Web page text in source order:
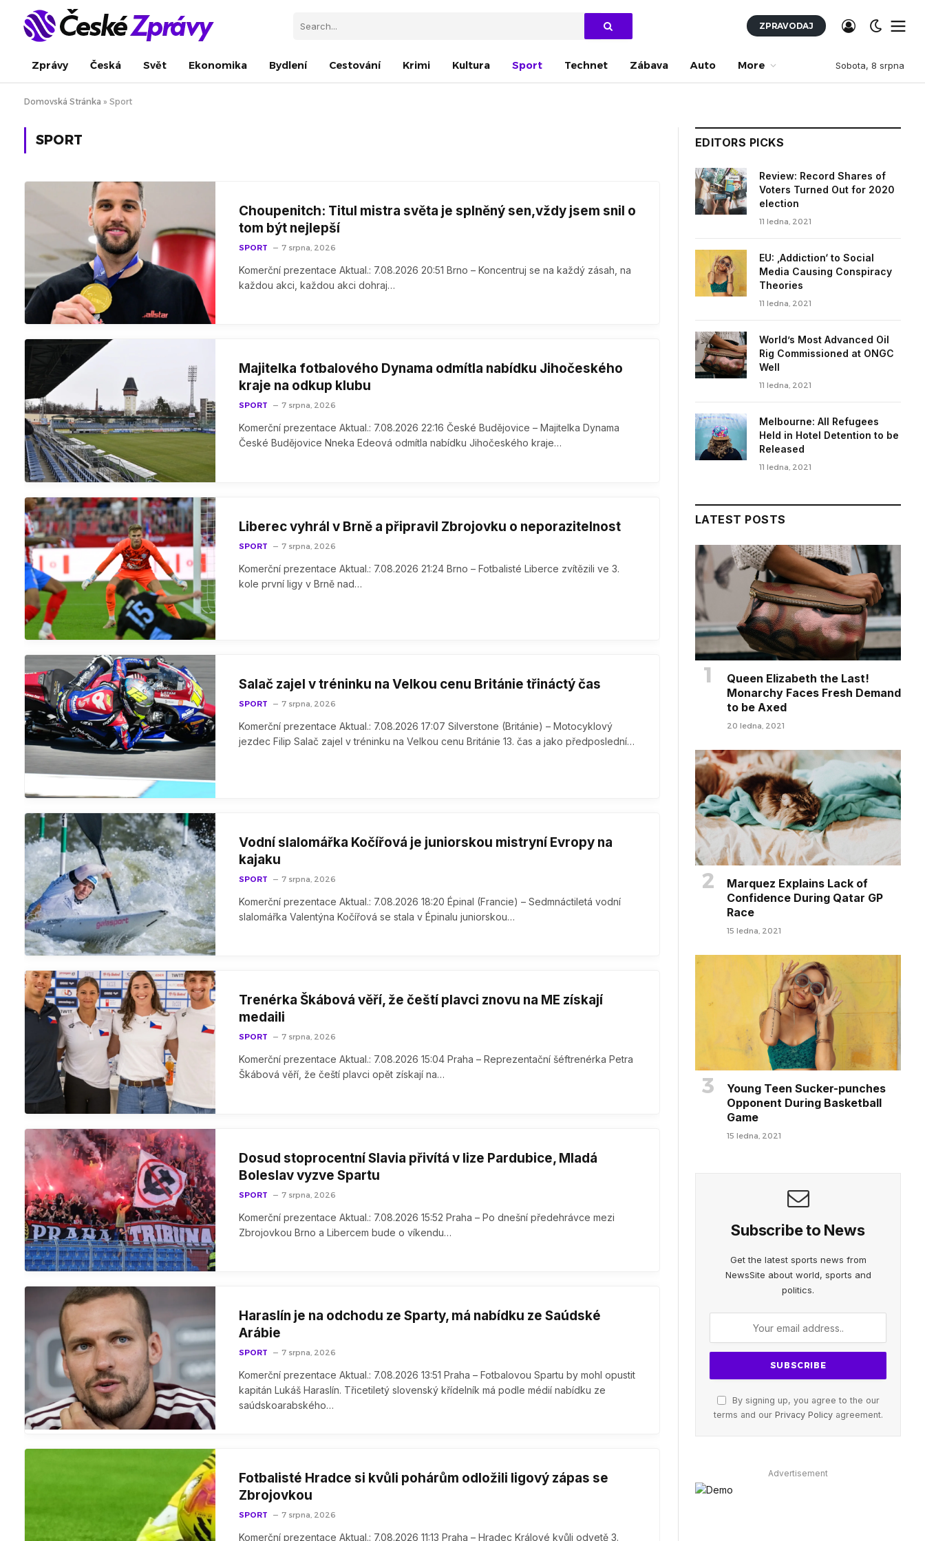
ZPRAVODAJ
Zprávy Česká Svět Ekonomika Bydlení Cestování Krimi Kultura Sport Technet Zábava Auto More Sobota, 8 srpna
Domovská Stránka » Sport
SPORT
Choupenitch: Titul mistra světa je splněný sen,vždy jsem snil o
tom být nejlepší
SPORT 7 srpna, 2026
Komerční prezentace Aktual.: 7.08.2026 20:51 Brno – Koncentruj se na každý zásah, na
každou akci, každou akci dohraj…
Majitelka fotbalového Dynama odmítla nabídku Jihočeského
kraje na odkup klubu
SPORT 7 srpna, 2026
Komerční prezentace Aktual.: 7.08.2026 22:16 České Budějovice – Majitelka Dynama
České Budějovice Nneka Edeová odmítla nabídku Jihočeského kraje…
Liberec vyhrál v Brně a připravil Zbrojovku o neporazitelnost
SPORT 7 srpna, 2026
Komerční prezentace Aktual.: 7.08.2026 21:24 Brno – Fotbalisté Liberce zvítězili ve 3.
kole první ligy v Brně nad…
Salač zajel v tréninku na Velkou cenu Británie třináctý čas
SPORT 7 srpna, 2026
Komerční prezentace Aktual.: 7.08.2026 17:07 Silverstone (Británie) – Motocyklový
jezdec Filip Salač zajel v tréninku na Velkou cenu Británie 13. čas a jako předposlední…
Vodní slalomářka Kočířová je juniorskou mistryní Evropy na
kajaku
SPORT 7 srpna, 2026
Komerční prezentace Aktual.: 7.08.2026 18:20 Épinal (Francie) – Sedmnáctiletá vodní
slalomářka Valentýna Kočířová se stala v Épinalu juniorskou…
Trenérka Škábová věří, že čeští plavci znovu na ME získají
medaili
SPORT 7 srpna, 2026
Komerční prezentace Aktual.: 7.08.2026 15:04 Praha – Reprezentační šéftrenérka Petra
Škábová věří, že čeští plavci opět získají na…
Dosud stoprocentní Slavia přivítá v lize Pardubice, Mladá
Boleslav vyzve Spartu
SPORT 7 srpna, 2026
Komerční prezentace Aktual.: 7.08.2026 15:52 Praha – Po dnešní předehrávce mezi
Zbrojovkou Brno a Libercem bude o víkendu…
Haraslín je na odchodu ze Sparty, má nabídku ze Saúdské
Arábie
SPORT 7 srpna, 2026
Komerční prezentace Aktual.: 7.08.2026 13:51 Praha – Fotbalovou Spartu by mohl opustit
kapitán Lukáš Haraslín. Třicetiletý slovenský křídelník má podle médií nabídku ze
saúdskoarabského…
Fotbalisté Hradce si kvůli pohárům odložili ligový zápas se
Zbrojovkou
SPORT 7 srpna, 2026
Komerční prezentace Aktual.: 7.08.2026 11:13 Praha – Hradec Králové kvůli odvetě 3.
EDITORS PICKS
Review: Record Shares of
Voters Turned Out for 2020
election
11 ledna, 2021
EU: ‚Addiction‘ to Social
Media Causing Conspiracy
Theories
11 ledna, 2021
World’s Most Advanced Oil
Rig Commissioned at ONGC
Well
11 ledna, 2021
Melbourne: All Refugees
Held in Hotel Detention to be
Released
11 ledna, 2021
LATEST POSTS
Queen Elizabeth the Last!
Monarchy Faces Fresh Demand
to be Axed
20 ledna, 2021
Marquez Explains Lack of
Confidence During Qatar GP
Race
15 ledna, 2021
Young Teen Sucker-punches
Opponent During Basketball
Game
15 ledna, 2021
Subscribe to News
Get the latest sports news from
NewsSite about world, sports and
politics.
By signing up, you agree to the our
terms and our Privacy Policyagreement.
Advertisement